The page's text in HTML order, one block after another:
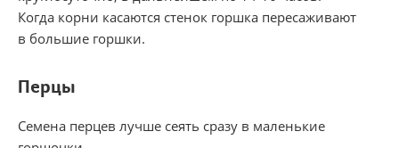
Когда корни касаются стенок горшка пересаживают
в большие горшки.
Перцы
Семена перцев лучше сеять сразу в маленькие